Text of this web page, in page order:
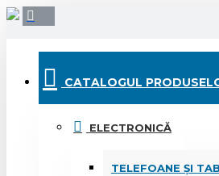
CATALOGUL
ELECTRONICĂ
TELEFOANE ȘI